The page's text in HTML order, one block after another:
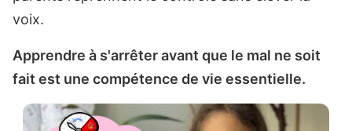
voix.
Apprendre à s'arrêter avant que le mal ne soit
fait est une compétence de vie essentielle.